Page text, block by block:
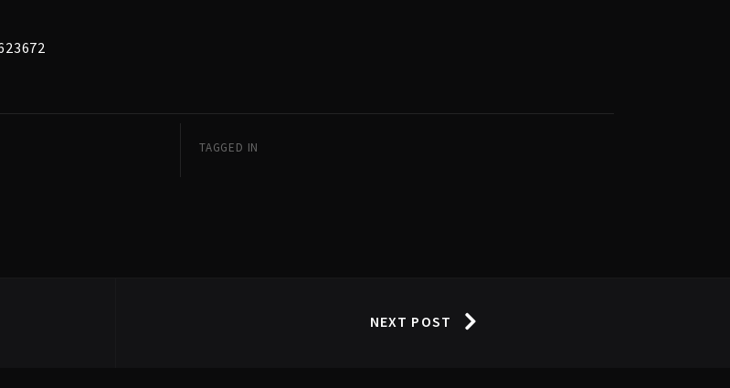
TAGGED IN
NEXT POST